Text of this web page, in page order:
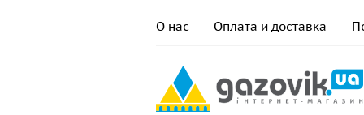
О нас Оплата и доставка